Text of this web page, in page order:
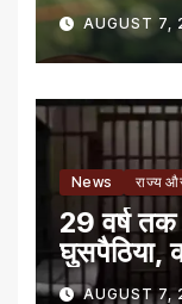
AUGUST 7,
News राज्य
29 वर्ष तक
घुसपैठिया,
AUGUST 7,